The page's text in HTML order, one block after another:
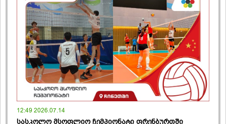
12:49 2026.07.14
სასკოლო მსოფლიო ჩემპიონატი ფრენბურთში